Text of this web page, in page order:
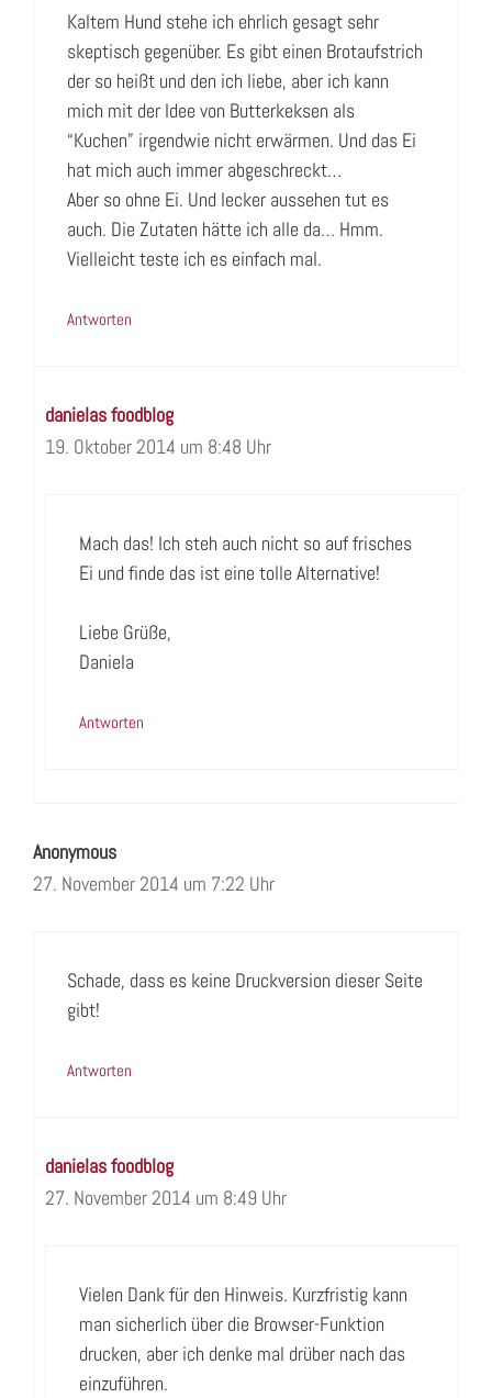
Kaltem Hund stehe ich ehrlich gesagt sehr
skeptisch gegenüber. Es gibt einen Brotaufstrich
der so heißt und den ich liebe, aber ich kann
mich mit der Idee von Butterkeksen als
“Kuchen” irgendwie nicht erwärmen. Und das Ei
hat mich auch immer abgeschreckt…
Aber so ohne Ei. Und lecker aussehen tut es
auch. Die Zutaten hätte ich alle da… Hmm.
Vielleicht teste ich es einfach mal.
Antworten
danielas foodblog
19. Oktober 2014 um 8:48 Uhr
Mach das! Ich steh auch nicht so auf frisches
Ei und finde das ist eine tolle Alternative!
Liebe Grüße,
Daniela
Antworten
Anonymous
27. November 2014 um 7:22 Uhr
Schade, dass es keine Druckversion dieser Seite
gibt!
Antworten
danielas foodblog
27. November 2014 um 8:49 Uhr
Vielen Dank für den Hinweis. Kurzfristig kann
man sicherlich über die Browser-Funktion
drucken, aber ich denke mal drüber nach das
einzuführen.